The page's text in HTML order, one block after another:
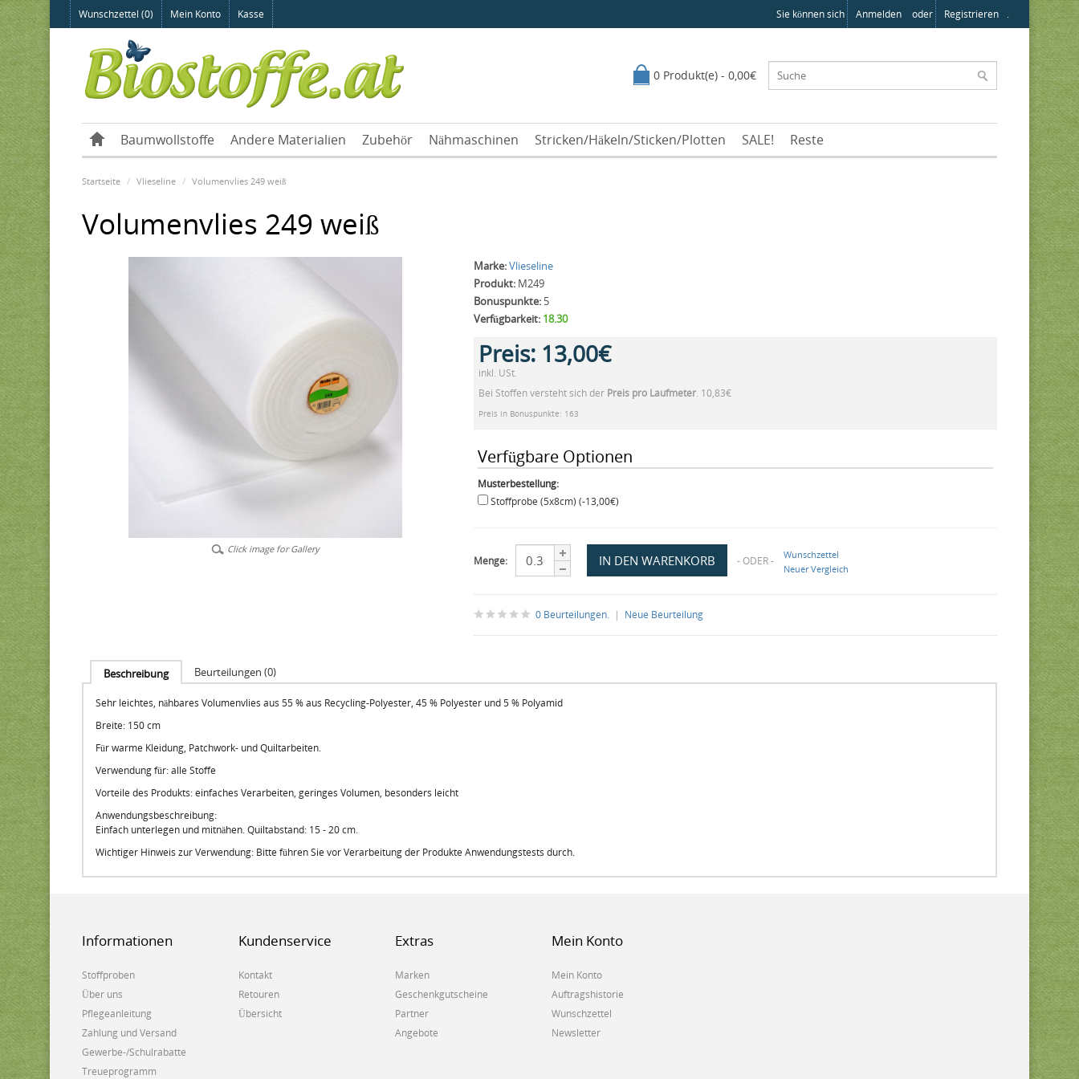
Wunschzettel (0) Mein Konto Kasse Sie können sich Anmelden oder Registrieren .
0 Produkt(e) - 0,00€
Baumwollstoffe Andere Materialien Zubehör Nähmaschinen Stricken/Häkeln/Sticken/Plotten SALE! Reste
Startseite Vlieseline Volumenvlies 249 weiß
Volumenvlies 249 weiß
Click image for Gallery
Marke:Vlieseline
Produkt:M249
Bonuspunkte:5
Verfügbarkeit:18.30
Preis: 13,00€
inkl. USt.
Bei Stoffen versteht sich der Preis pro Laufmeter. 10,83€
Preis in Bonuspunkte: 163
Verfügbare Optionen
Musterbestellung:
Stoffprobe (5x8cm) (-13,00€)
Menge: - ODER -
Wunschzettel
Neuer Vergleich
0 Beurteilungen.| Neue Beurteilung
Beschreibung Beurteilungen (0)
Sehr leichtes, nähbares Volumenvlies aus 55 % aus Recycling-Polyester, 45 % Polyester und 5 % Polyamid
Breite: 150 cm
Für warme Kleidung, Patchwork- und Quiltarbeiten.
Verwendung für: alle Stoffe
Vorteile des Produkts: einfaches Verarbeiten, geringes Volumen, besonders leicht
Anwendungsbeschreibung:
Einfach unterlegen und mitnähen. Quiltabstand: 15 - 20 cm.
Wichtiger Hinweis zur Verwendung: Bitte führen Sie vor Verarbeitung der Produkte Anwendungstests durch.
Informationen
Stoffproben
Über uns
Pflegeanleitung
Zahlung und Versand
Gewerbe-/Schulrabatte
Treueprogramm
Kundenservice
Kontakt
Retouren
Übersicht
Extras
Marken
Geschenkgutscheine
Partner
Angebote
Mein Konto
Mein Konto
Auftragshistorie
Wunschzettel
Newsletter